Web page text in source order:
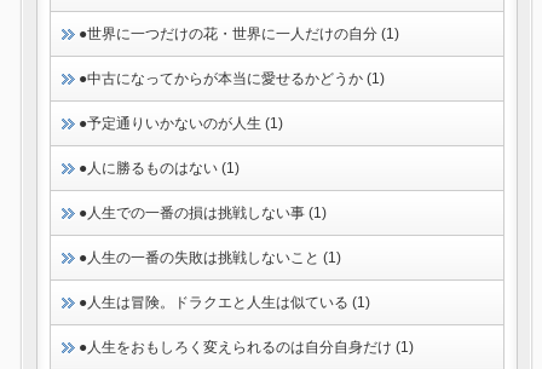
●世界に一つだけの花・世界に一人だけの自分 (1)
●中古になってからが本当に愛せるかどうか (1)
●予定通りいかないのが人生 (1)
●人に勝るものはない (1)
●人生での一番の損は挑戦しない事 (1)
●人生の一番の失敗は挑戦しないこと (1)
●人生は冒険。ドラクエと人生は似ている (1)
●人生をおもしろく変えられるのは自分自身だけ (1)